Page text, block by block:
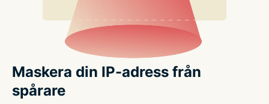
Maskera din IP-adress från
spårare